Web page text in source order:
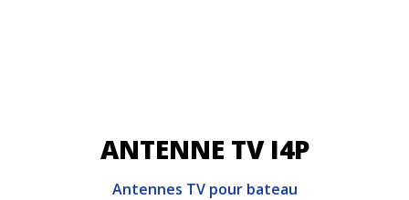
ANTENNE TV I4P
Antennes TV pour bateau